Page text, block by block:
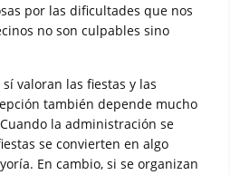
por las dificultades que nos
no son culpables sino
valoran las fiestas y las
también depende mucho
la administración se
se convierten en algo
En cambio, si se organizan